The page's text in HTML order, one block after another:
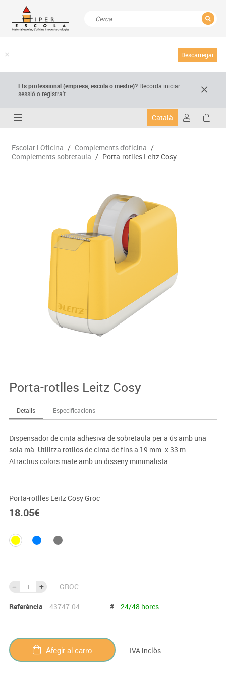
Descarregar
Ets professional (empresa,escola o mestre)? Recorda iniciar
sessió o registra't.
Català
Escolar i Oficina / Complements d'oficina /
Complements sobretaula / Porta-rotlles Leitz Cosy
Porta-rotlles Leitz Cosy
Detalls Especificacions
Dispensador de cinta adhesiva de sobretaula per a ús amb una
sola mà. Utilitza rotllos de cinta de fins a 19 mm. x 33 m.
Atractius colors mate amb un disseny minimalista.
Porta-rotlles Leitz Cosy Groc
18.05€
GROC
Referència 43747-04 # 24/48 hores
Afegir al carro IVA inclòs